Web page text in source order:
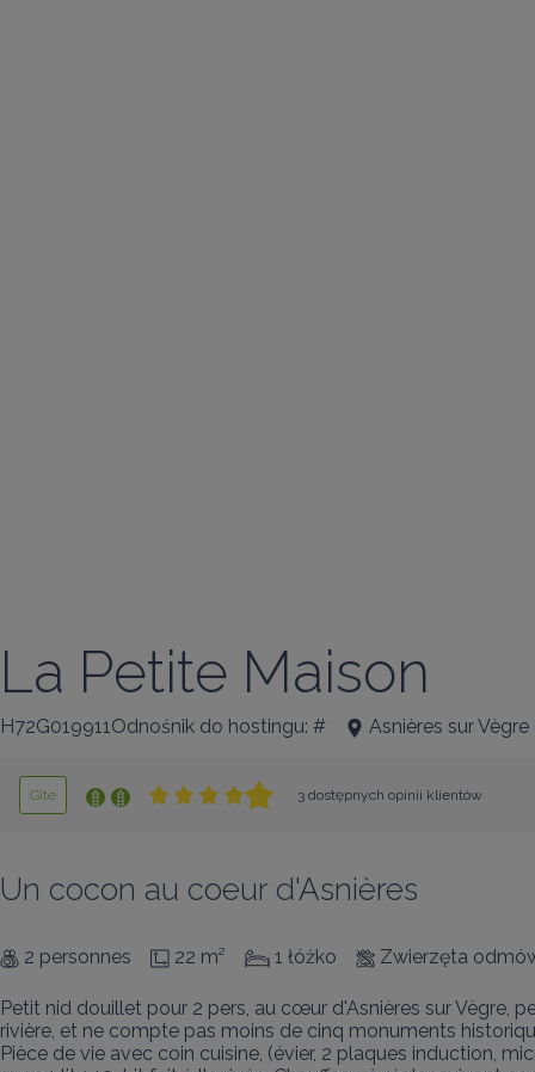
La Petite Maison
H72G019911Odnośnik do hostingu: # Asnières sur Vègre
Gîte 3 dostępnych opinii klientów
Un cocon au coeur d'Asnières
2 personnes 22 m² 1 łóżko Zwierzęta
Petit nid douillet pour 2 pers, au cœur d'Asnières sur Vègre,
rivière, et ne compte pas moins de cinq monuments
Pièce de vie avec coin cuisine, (évier, 2 plaques induction,